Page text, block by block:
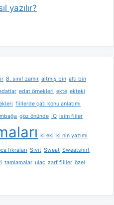
yazılır?
8. sınıf zamir altmış bin altı bin
edat örnekleri ekte ekteki
fiillerde çatı konu anlatımı
göz önünde IQ isim fiiler
ki eki ki nin yazımı
fıkraları Sivit Sweat Sweatshirt
tamlamalar ulaç zarf fiiller özel